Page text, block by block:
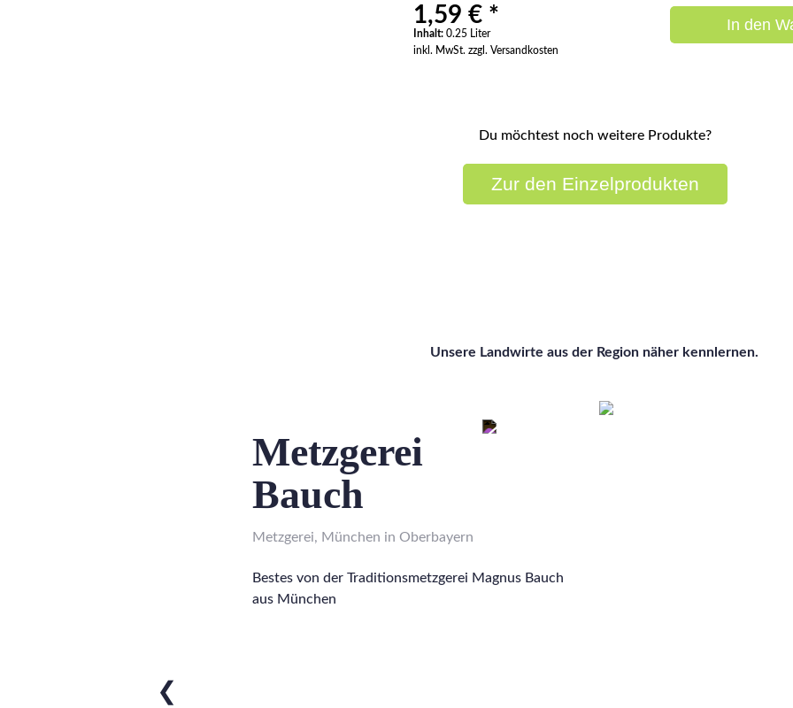
In den
1,59 € *
Inhalt: 0.25 Liter
inkl. MwSt. zzgl. Versandkosten
Du möchtest noch weitere Produkte?
Zur den Einzelprodukten
Unsere Landwirte aus der Region näher kennlernen.
Metzgerei
Bauch
Metzgerei, München in Oberbayern
Bestes von der Traditionsmetzgerei Magnus Bauch
aus München
❮